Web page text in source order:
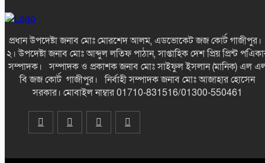
ছাতকে আলীগঞ্জ বাজারে সাবেক মেম্বার
আব্দুন নুরের উপর সন্ত্রাসী হামলায় প্রতিবাদ
সভা-গাজীপুর সংবাদ
জুলাই গন-অভ্যুত্থান দিবস উপলক্ষে চিত্রাঙ্কন
প্রতিযোগিতায় সাংবাদিক কন্যা নীলা ১ম স্হান
করেছে-গাজীপুর সংবাদ
আনন্দ উৎসব মুখর পরিবেশে মহাপ্রভুর
প্রধান উপদেষ্টা জনাব মোঃ মোরশেদ আলম, এডভোকেট জজ কোর্ট
২। উপদেষ্টা জনাব মোঃ আব্দুল লতিফ পাঠান, সাপ্তাহিক দেশ প্রিয় প্রিন্ট
সম্পাদক। সম্পাদক ও প্রকাশক জনাব মোঃ সাইফুল ইসলান (মানিক) এল
বি জজ কোর্ট গাজীপুর। নির্বাহী সম্পাদক জনাব মোঃ আজাহার হোসেন
সরকার। মোবাইল নাম্বার 01710-831516/01300-550461